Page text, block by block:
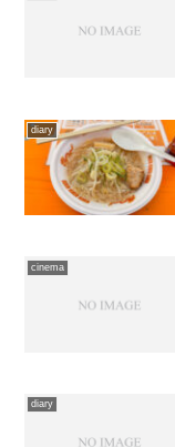
diary
cinema
diary